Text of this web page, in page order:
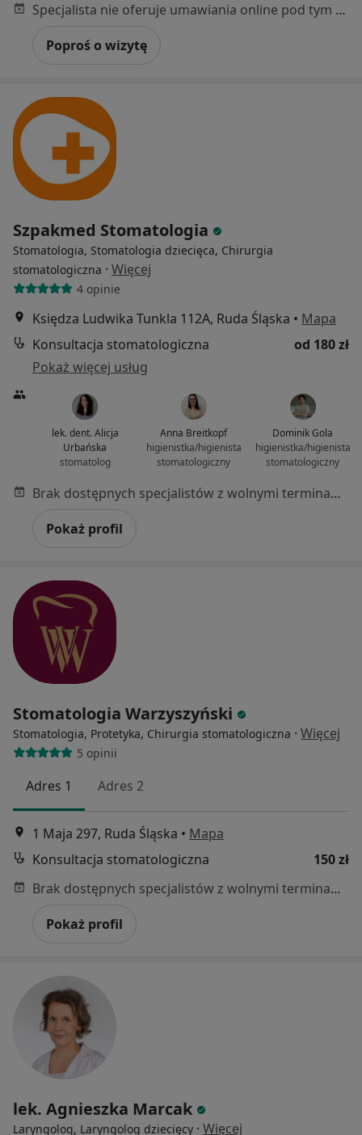
Specjalista nie oferuje umawiania online pod tym adresem.
Poproś o wizytę
Szpakmed Stomatologia
Stomatologia, Stomatologia dziecięca, Chirurgia
stomatologiczna · Więcej
4 opinie
Księdza Ludwika Tunkla 112A, Ruda Śląska • Mapa
Konsultacja stomatologiczna
od 180 zł
Pokaż więcej usług
lek. dent. Alicja
Urbańska
stomatolog
Anna Breitkopf
higienistka/higienista
stomatologiczny
Dominik Gola
higienistka/higienista
stomatologiczny
Brak dostępnych specjalistów z wolnymi terminami w tym centrum medycznym.
Pokaż profil
Stomatologia Warzyszyński
Stomatologia, Protetyka, Chirurgia stomatologiczna · Więcej
5 opinii
Adres 1 Adres 2
1 Maja 297, Ruda Śląska • Mapa
Konsultacja stomatologiczna
150 zł
Brak dostępnych specjalistów z wolnymi terminami w tym centrum medycznym.
Pokaż profil
lek. Agnieszka Marcak
Laryngolog, Laryngolog dziecięcy · Więcej